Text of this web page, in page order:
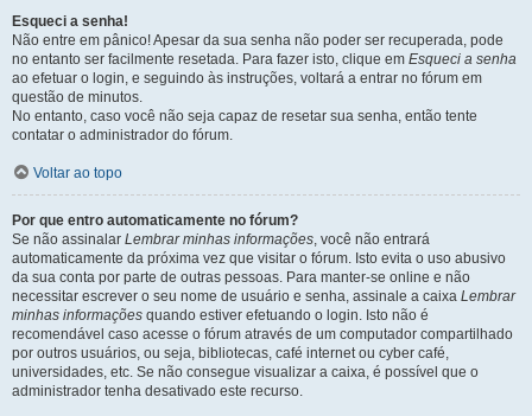
Esqueci a senha!
Não entre em pânico! Apesar da sua senha não poder ser recuperada, pode
no entanto ser facilmente resetada. Para fazer isto, clique em Esqueci a senha
ao efetuar o login, e seguindo às instruções, voltará a entrar no fórum em
questão de minutos.
No entanto, caso você não seja capaz de resetar sua senha, então tente
contatar o administrador do fórum.
Voltar ao topo
Por que entro automaticamente no fórum?
Se não assinalar Lembrar minhas informações, você não entrará
automaticamente da próxima vez que visitar o fórum. Isto evita o uso abusivo
da sua conta por parte de outras pessoas. Para manter-se online e não
necessitar escrever o seu nome de usuário e senha, assinale a caixa Lembrar
minhas informações quando estiver efetuando o login. Isto não é
recomendável caso acesse o fórum através de um computador compartilhado
por outros usuários, ou seja, bibliotecas, café internet ou cyber café,
universidades, etc. Se não consegue visualizar a caixa, é possível que o
administrador tenha desativado este recurso.